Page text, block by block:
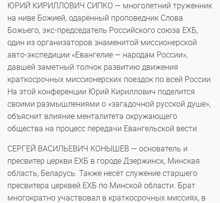
ЮРИЙ КИРИЛЛОВИЧ СИПКО — многолетний труженник
на ниве Божией, одарённый проповедник Слова
Божьего, экс-председатель Российского союза ЕХБ,
один из организаторов знаменитой миссионерской
авто-экспедиции «Евангелие — народам России»,
давшей заметный толчок развитию движения
краткосрочных миссионерских поездок по всей России.
На этой конференции Юрий Кириллович поделится
своими размышлениями о «загадочной русской душе»,
объяснит влияние менталитета окружающего
общества на процесс передачи Евангельской вести.
СЕРГЕЙ ВАСИЛЬЕВИЧ КОНЫШЕВ — основатель и
пресвитер церкви ЕХБ в городе Дзержинск, Минская
область, Беларусь. Также несёт служение старшего
пресвитера церквей ЕХБ по Минской области. Брат
многократно участвовал в краткосрочных миссиях, в